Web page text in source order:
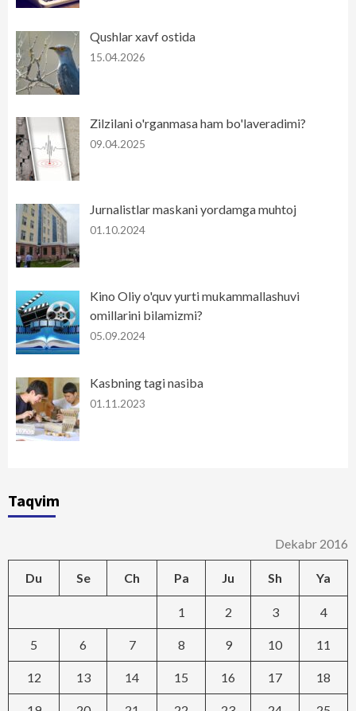
Qushlar xavf ostida
15.04.2026
Zilzilani o'rganmasa ham bo'laveradimi?
09.04.2025
Jurnalistlar maskani yordamga muhtoj
01.10.2024
Kino Oliy o'quv yurti mukammallashuvi
omillarini bilamizmi?
05.09.2024
Kasbning tagi nasiba
01.11.2023
Taqvim
Dekabr 2016
Du Se Ch Pa Ju Sh Ya
1 2 3 4
5 6 7 8 9 10 11
12 13 14 15 16 17 18